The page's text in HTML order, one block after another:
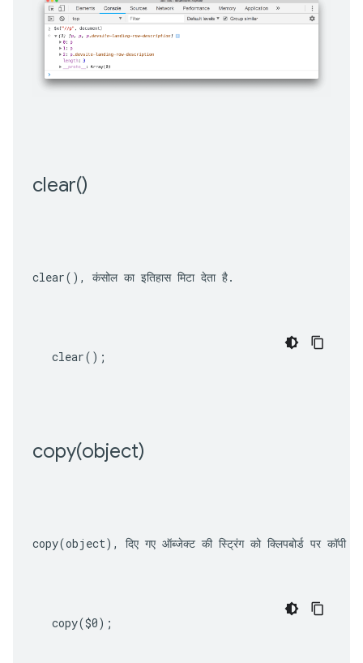
clear()
clear() , कंसोल का इतिहास मिटा देता है.
clear();
copy(object)
copy(object) , दिए गए ऑब्जेक्ट की स्ट्रिंग को क्लिपबोर्ड पर कॉपी
copy($0);